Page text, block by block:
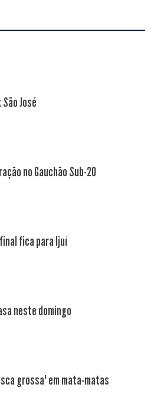
São José
no Gauchão Sub-20
fica para Ijuí
neste domingo
grossa" em mata-matas